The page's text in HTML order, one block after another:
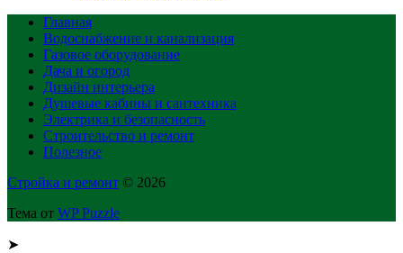
Главная
Водоснабжение и канализация
Газовое оборудование
Дача и огород
Дизайн интерьера
Душевые кабины и сантехника
Электрика и безопасность
Строительство и ремонт
Полезное
Стройка и ремонт © 2026
Тема от WP Puzzle
➤